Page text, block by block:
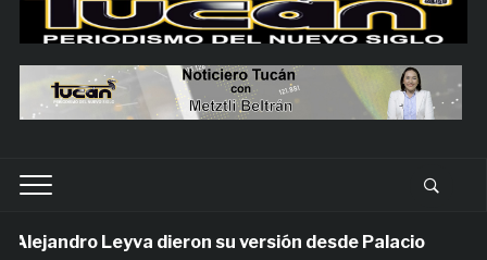
Leyva dieron su versión desde Palacio